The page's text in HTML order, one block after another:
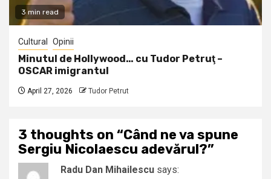
3 min read
Cultural Opinii
Minutul de Hollywood… cu Tudor Petruţ –
OSCAR imigrantul
April 27, 2026 Tudor Petrut
3 thoughts on “Când ne va spune
Sergiu Nicolaescu adevărul?”
Radu Dan Mihailescu says: